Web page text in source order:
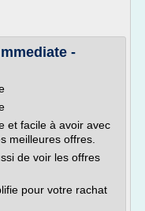
-
et facile à avoir avec
meilleures offres.
de voir les offres
pour votre rachat